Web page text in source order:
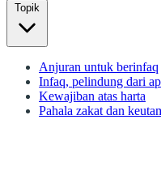
Topik
Anjuran untuk berinfaq
Infaq, pelindung dari
Kewajiban atas harta
Pahala zakat dan